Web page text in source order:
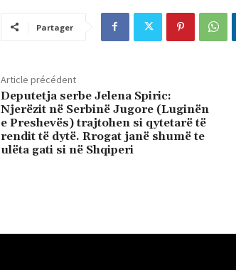
Partager
Article précédent
Deputetja serbe Jelena Spiric:
Njerëzit në Serbinë Jugore (Luginën
e Preshevës) trajtohen si qytetarë të
rendit të dytë. Rrogat janë shumë te
ulëta gati si në Shqiperi